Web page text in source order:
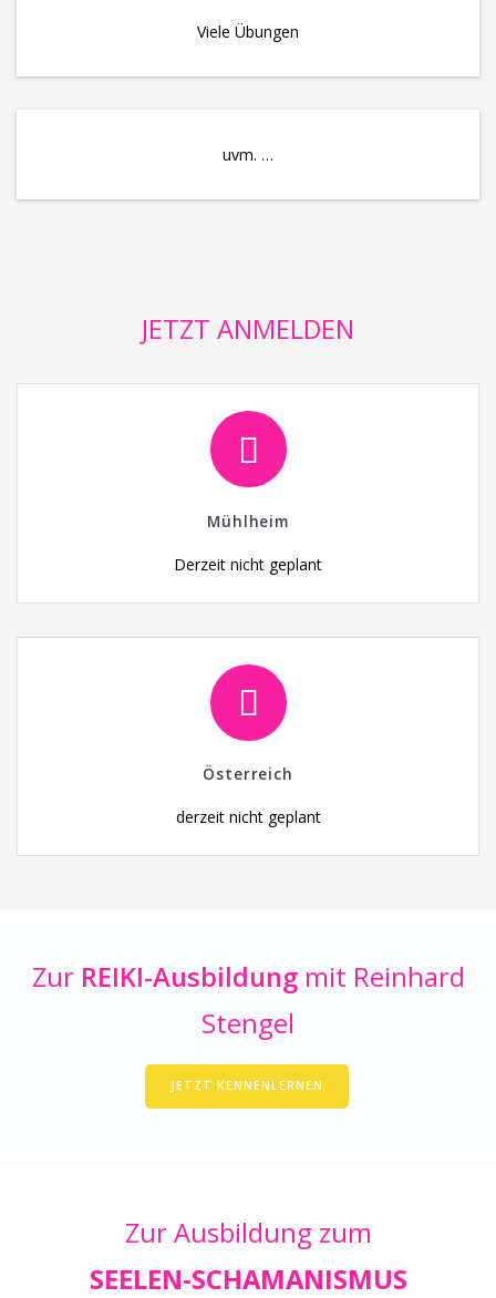
Viele Übungen
uvm. …
JETZT ANMELDEN
Mühlheim
Derzeit nicht geplant
Österreich
derzeit nicht geplant
Zur REIKI-Ausbildungmit Reinhard
Stengel
JETZT KENNENLERNEN
Zur Ausbildung zum
SEELEN-SCHAMANISMUS